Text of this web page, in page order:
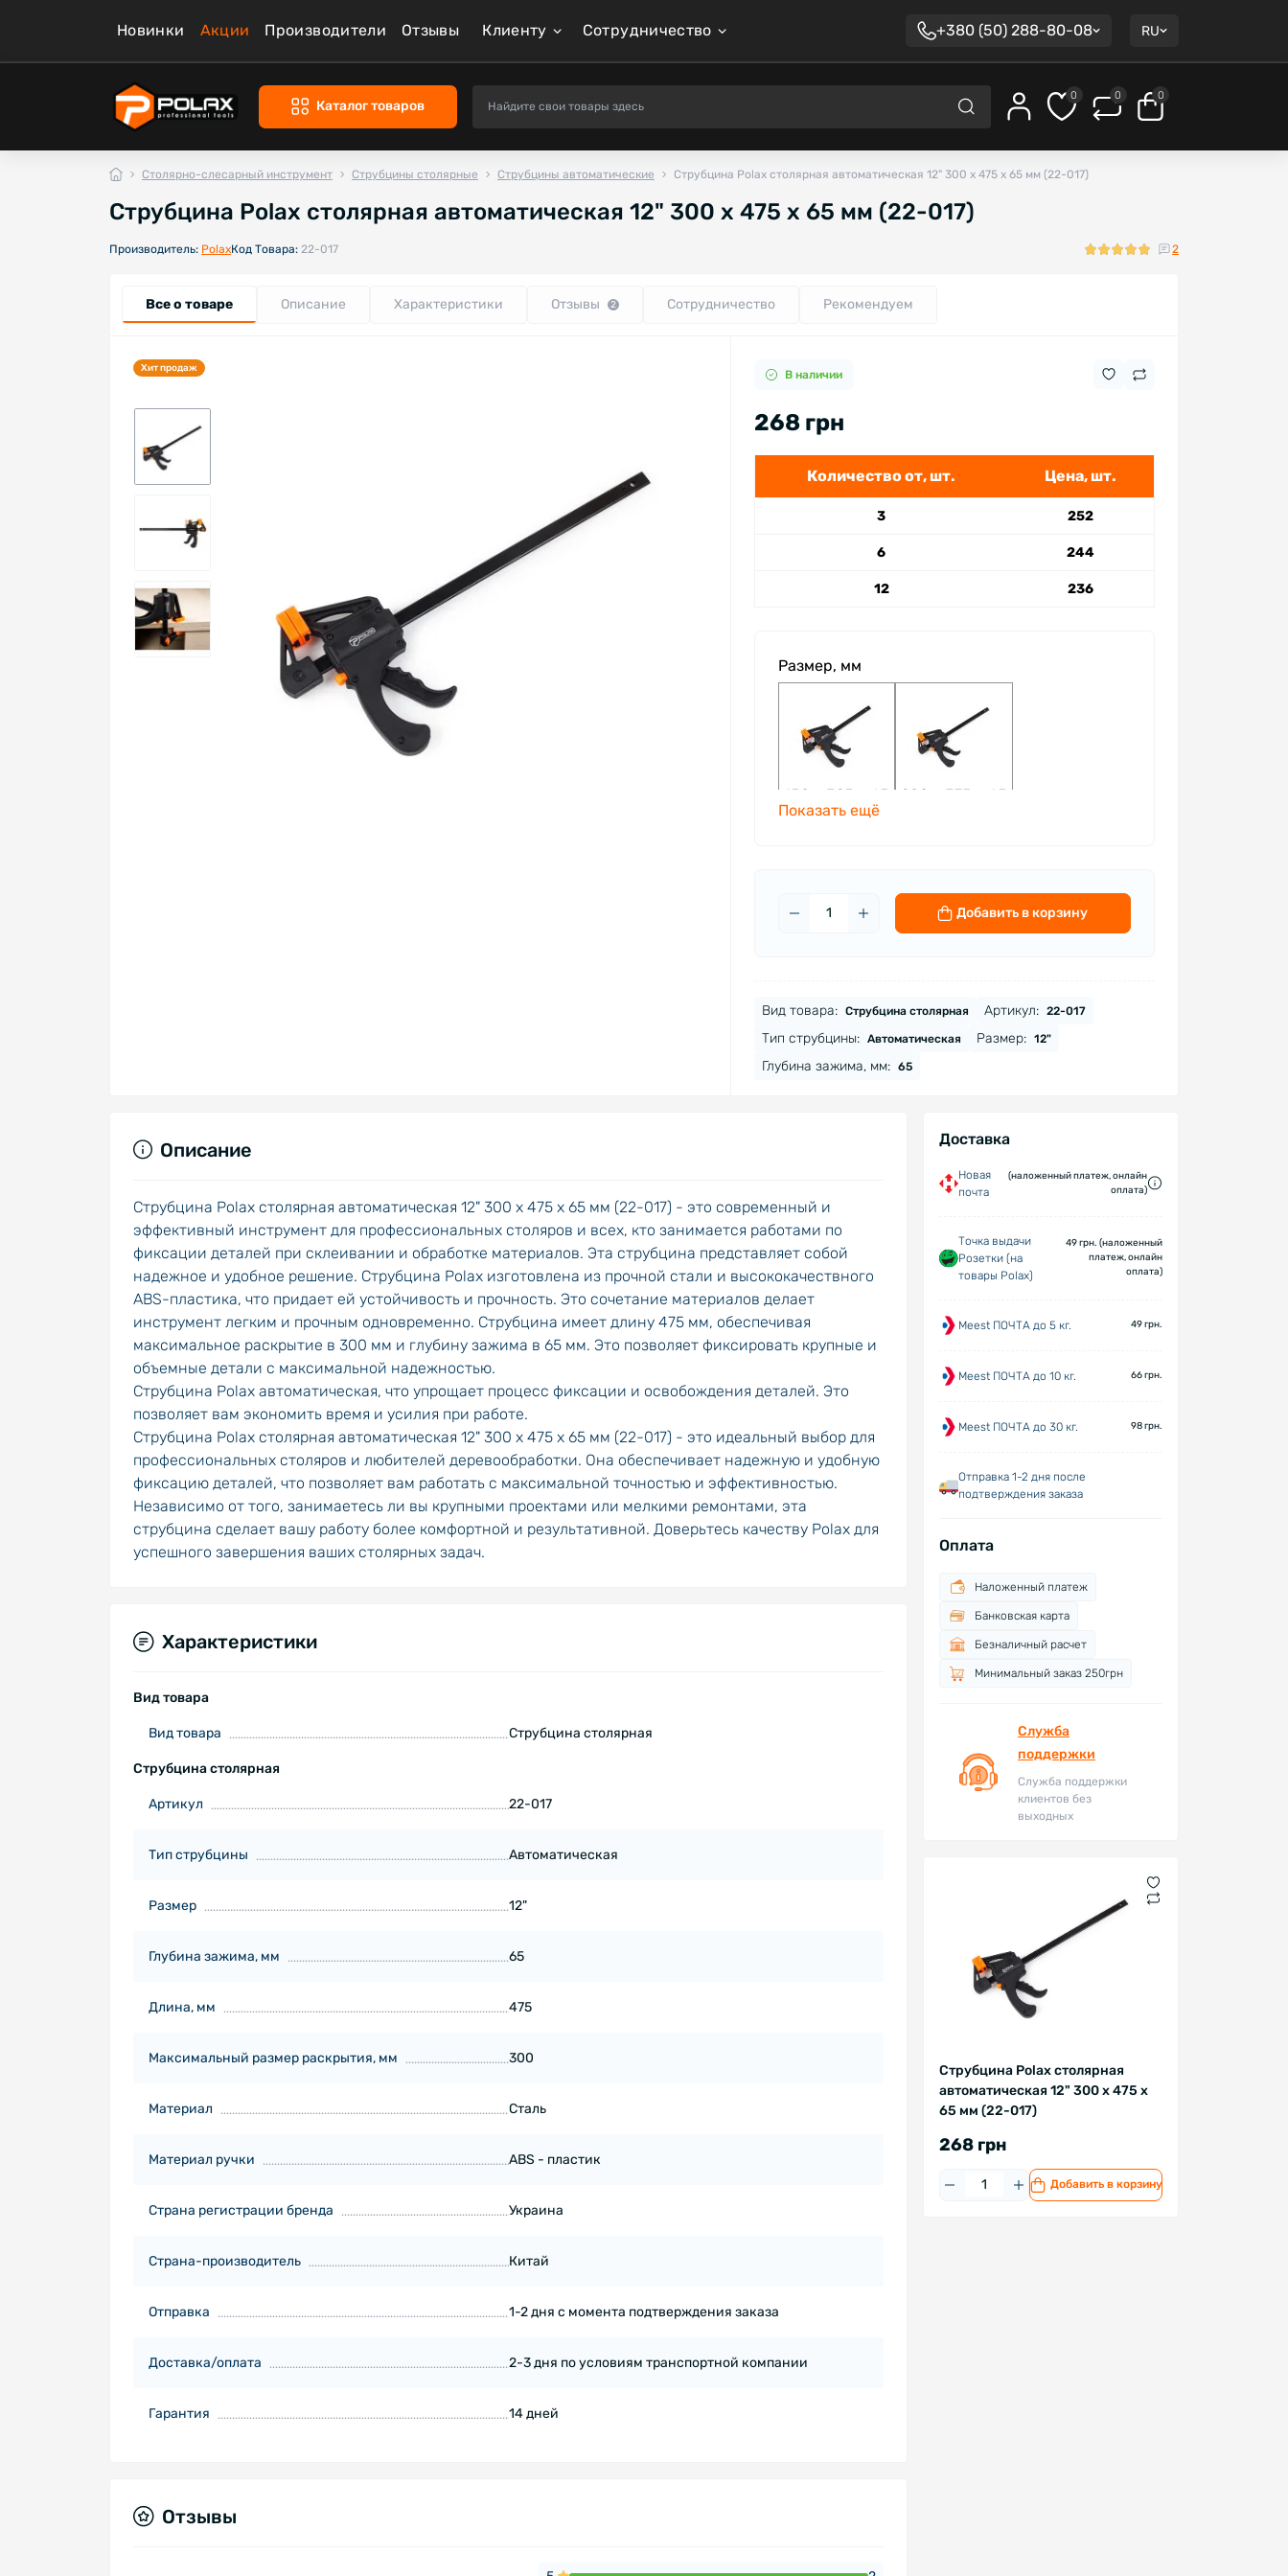
Новинки Акции Производители Отзывы Клиенту Сотрудничество +380 (50) 288-80-08 RU
Каталог товаров
0 0 0
Столярно-слесарный инструмент Струбцины столярные Струбцины автоматические Струбцина Polax столярная автоматическая 12" 300 х 475 х 65 мм (22-017)
Струбцина Polax столярная автоматическая 12" 300 х 475 х 65 мм (22-017)
Производитель: PolaxКод Товара: 22-017 2
Все о товаре Описание Характеристики Отзывы 2 Сотрудничество Рекомендуем
Хит продаж В наличии
268 грн
Количество от, шт. Цена, шт.
3 252
6 244
12 236
Размер, мм
150 х 325 х 65 200 х 375 х 65
Показать ещё
Добавить в корзину
Вид товара: Струбцина столярная Артикул: 22-017
Тип струбцины: Автоматическая Размер: 12"
Глубина зажима, мм: 65
Доставка
Новая
почта
(наложенный платеж, онлайн
оплата)
Точка выдачи
Розетки (на
товары Polax)
49 грн. (наложенный
платеж, онлайн
оплата)
Meest ПОЧТА до 5 кг. 49 грн.
Meest ПОЧТА до 10 кг. 66 грн.
Meest ПОЧТА до 30 кг. 98 грн.
Отправка 1-2 дня после
подтверждения заказа
Оплата
Наложенный платеж
Банковская карта
Безналичный расчет
Минимальный заказ 250грн
Служба
поддержки
Служба поддержки
клиентов без
выходных
Струбцина Polax столярная
автоматическая 12" 300 х 475 х
65 мм (22-017)
268 грн
Добавить в корзину
Описание
Струбцина Polax столярная автоматическая 12" 300 х 475 х 65 мм (22-017) - это современный и
эффективный инструмент для профессиональных столяров и всех, кто занимается работами по
фиксации деталей при склеивании и обработке материалов. Эта струбцина представляет собой
надежное и удобное решение. Струбцина Polax изготовлена из прочной стали и высококачествного
ABS-пластика, что придает ей устойчивость и прочность. Это сочетание материалов делает
инструмент легким и прочным одновременно. Струбцина имеет длину 475 мм, обеспечивая
максимальное раскрытие в 300 мм и глубину зажима в 65 мм. Это позволяет фиксировать крупные и
объемные детали с максимальной надежностью.
Струбцина Polax автоматическая, что упрощает процесс фиксации и освобождения деталей. Это
позволяет вам экономить время и усилия при работе.
Струбцина Polax столярная автоматическая 12" 300 х 475 х 65 мм (22-017) - это идеальный выбор для
профессиональных столяров и любителей деревообработки. Она обеспечивает надежную и удобную
фиксацию деталей, что позволяет вам работать с максимальной точностью и эффективностью.
Независимо от того, занимаетесь ли вы крупными проектами или мелкими ремонтами, эта
струбцина сделает вашу работу более комфортной и результативной. Доверьтесь качеству Polax для
успешного завершения ваших столярных задач.
Характеристики
Вид товара
Вид товара Струбцина столярная
Струбцина столярная
Артикул 22-017
Тип струбцины Автоматическая
Размер 12"
Глубина зажима, мм 65
Длина, мм 475
Максимальный размер раскрытия, мм 300
Материал Сталь
Материал ручки ABS - пластик
Страна регистрации бренда Украина
Страна-производитель Китай
Отправка 1-2 дня с момента подтверждения заказа
Доставка/оплата 2-3 дня по условиям транспортной компании
Гарантия 14 дней
Отзывы